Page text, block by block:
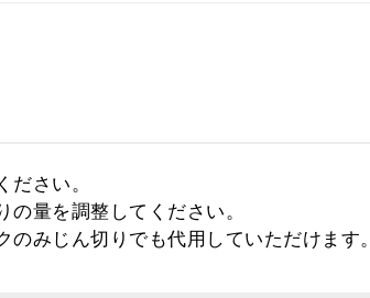
さい。
量を調整してください。
みじん切りでも代用していただけます。